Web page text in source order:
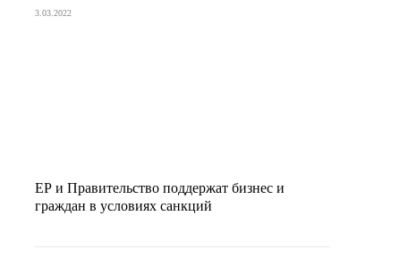
3.03.2022
ЕР и Правительство поддержат бизнес и
граждан в условиях санкций